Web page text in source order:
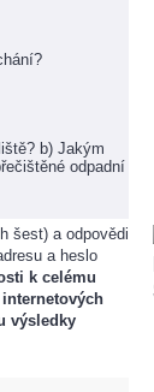
b) Jakým
odpadní
šest) a odpovědi
a heslo
k celému
výsledky